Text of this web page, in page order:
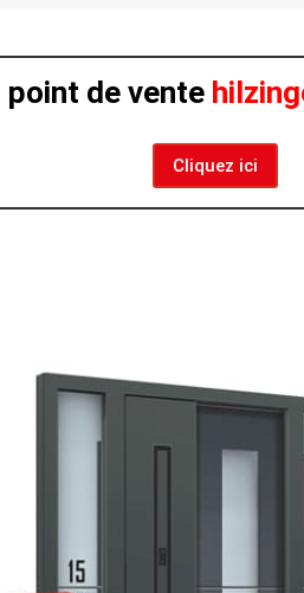
point de vente
Cliquez ici